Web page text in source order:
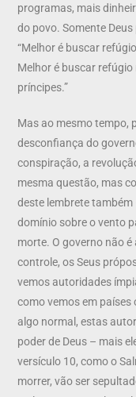
programas, mais
do povo. Somente
“Melhor é buscar
Melhor é buscar refúgio
príncipes.”
Mas ao mesmo tempo,
desconfiança do
conspiração, a
mesma questão, mas
deste lembrete
domínio sobre o vento
morte. O governo não
controle, os Seus
vemos autoridades
como vemos em países
algo normal, estas
poder de Deus – mais
versículo 10, como o
morrer, vão ser